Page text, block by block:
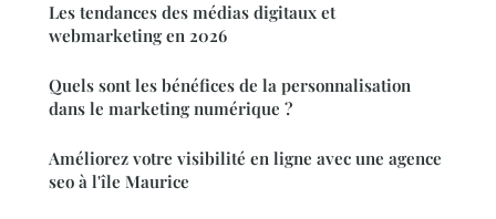
Les tendances des médias digitaux et
webmarketing en 2026
Quels sont les bénéfices de la personnalisation
dans le marketing numérique ?
Améliorez votre visibilité en ligne avec une agence
seo à l'île Maurice